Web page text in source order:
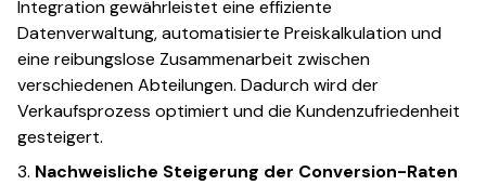
Integration gewährleistet eine effiziente
Datenverwaltung, automatisierte Preiskalkulation und
eine reibungslose Zusammenarbeit zwischen
verschiedenen Abteilungen. Dadurch wird der
Verkaufsprozess optimiert und die Kundenzufriedenheit
gesteigert.
3. Nachweisliche Steigerung der Conversion-Raten